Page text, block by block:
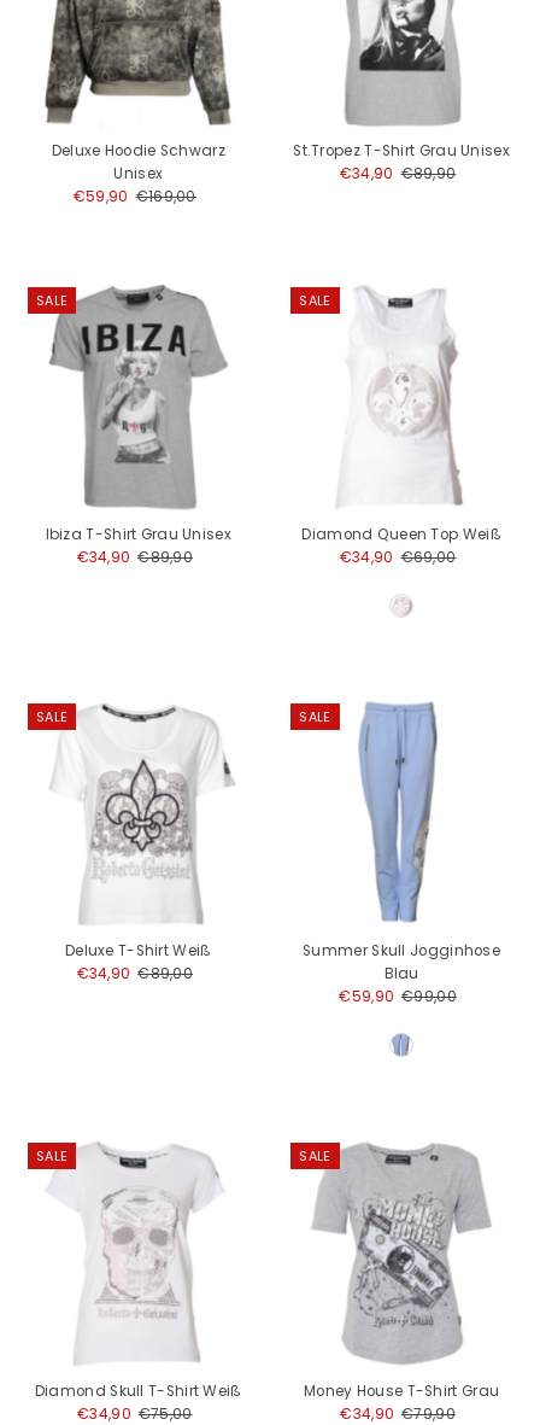
Deluxe Hoodie Schwarz
Unisex
Angebotspreis
€59,90 Regulärer
€169,00
St.Tropez T-Shirt Grau Unisex
Angebotspreis
€34,90 Regulärer
€89,90
SALE
Ibiza T-Shirt Grau Unisex
Angebotspreis
€34,90 Regulärer
€89,90
SALE
Diamond Queen Top Weiß
Angebotspreis
€34,90 Regulärer
€69,00
SALE
Deluxe T-Shirt Weiß
Angebotspreis
€34,90 Regulärer
€89,00
SALE
Summer Skull Jogginhose
Blau
Angebotspreis
€59,90 Regulärer
€99,00
SALE
Diamond Skull T-Shirt Weiß
Angebotspreis
€34,90 Regulärer
€75,00
SALE
Money House T-Shirt Grau
Angebotspreis
€34,90 Regulärer
€79,90